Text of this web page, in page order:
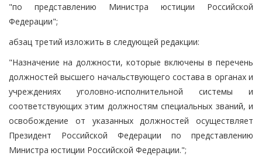
"по представлению Министра юстиции Российской
Федерации";
абзац третий изложить в следующей редакции:
"Назначение на должности, которые включены в перечень
должностей высшего начальствующего состава в органах и
учреждениях уголовно-исполнительной системы и
соответствующих этим должностям специальных званий, и
освобождение от указанных должностей осуществляет
Президент Российской Федерации по представлению
Министра юстиции Российской Федерации.";